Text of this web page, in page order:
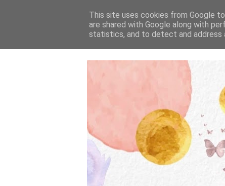
This site uses cookies from Google
are shared with Google along with
statistics, and to detect and address